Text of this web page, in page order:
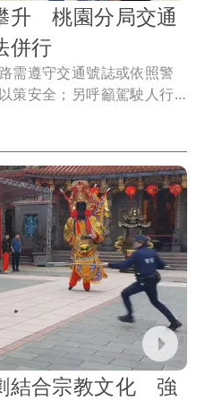
升 桃園分局交通
併行
需遵守交通號誌或依照警
策安全；另呼籲駕駛人行
結合宗教文化 強